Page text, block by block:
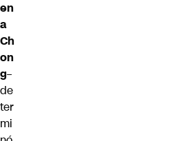
en
a
Ch
on
g–
de
ter
mi